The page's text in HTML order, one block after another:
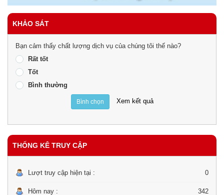
KHẢO SÁT
Bạn cảm thấy chất lượng dịch vụ của chúng tôi thế nào?
Rất tốt
Tốt
Bình thường
Bình chọn Xem kết quả
THỐNG KÊ TRUY CẬP
Lượt truy cập hiện tại : 0
Hôm nay : 342